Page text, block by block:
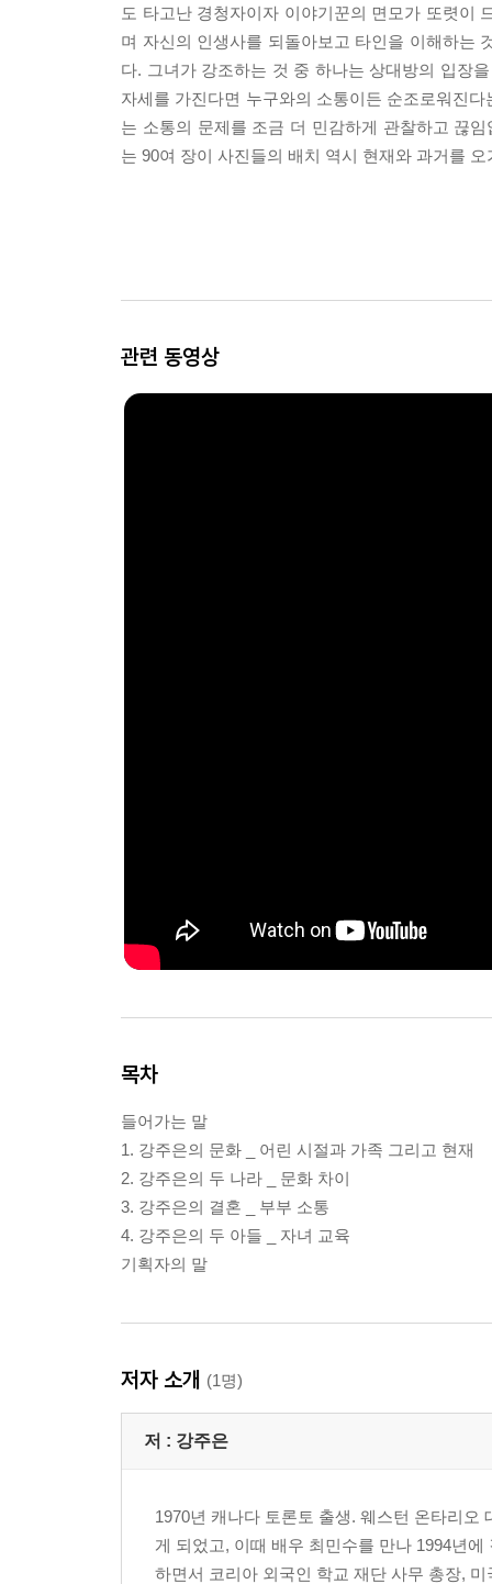
도 타고난 경청자이자 이야기꾼의 면모가 또렷이
며 자신의 인생사를 되돌아보고 타인을 이해하는
다. 그녀가 강조하는 것 중 하나는 상대방의 입장
자세를 가진다면 누구와의 소통이든 순조로워진
는 소통의 문제를 조금 더 민감하게 관찰하고 끊
는 90여 장이 사진들의 배치 역시 현재와 과거를
관련 동영상
목차
들어가는 말
1. 강주은의 문화 _ 어린 시절과 가족 그리고 현재
2. 강주은의 두 나라 _ 문화 차이
3. 강주은의 결혼 _ 부부 소통
4. 강주은의 두 아들 _ 자녀 교육
기획자의 말
저자 소개 (1명)
저 : 강주은
1970년 캐나다 토론토 출생. 웨스턴 온타리오
게 되었고, 이때 배우 최민수를 만나 1994년
하면서 코리아 외국인 학교 재단 사무 총장,